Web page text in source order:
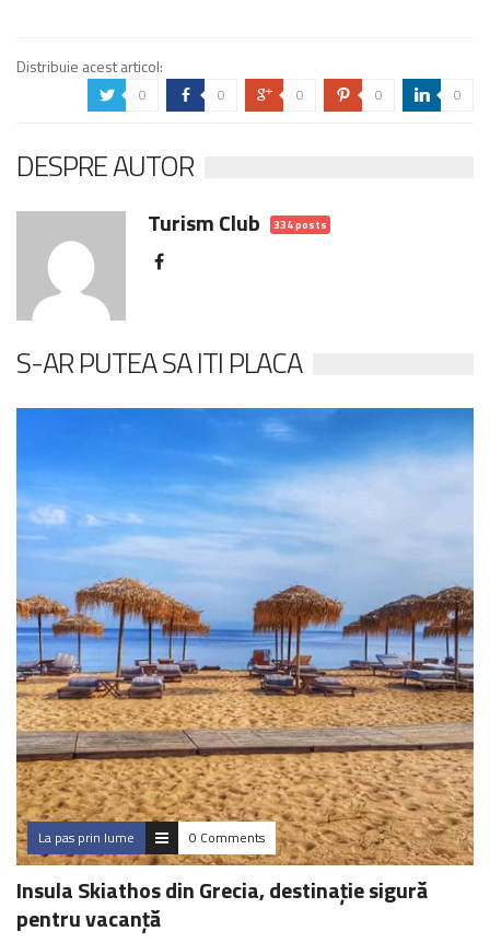
Distribuie acest articol:
a 0 b 0 c 0 d 0 j 0
DESPRE AUTOR
Turism Club 334 posts
S-AR PUTEA SA ITI PLACA
La pas prin lume 0 Comments
Insula Skiathos din Grecia, destinație sigură
pentru vacanță